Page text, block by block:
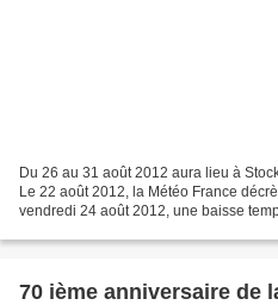
Du 26 au 31 août 2012 aura lieu à
Le 22 août 2012, la Météo France
vendredi 24 août 2012, une baisse
70 ième anniversaire de